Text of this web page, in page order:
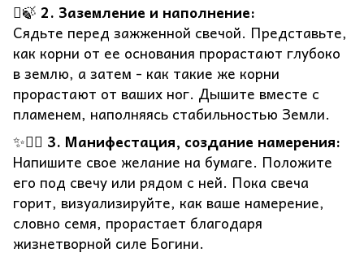
🪾🍃 2. Заземление и наполнение:
Сядьте перед зажженной свечой. Представьте,
как корни от ее основания прорастают глубоко
в землю, а затем - как такие же корни
прорастают от ваших ног. Дышите вместе с
пламенем, наполняясь стабильностью Земли.
✨🧘‍♀️ 3. Манифестация, создание намерения:
Напишите свое желание на бумаге. Положите
его под свечу или рядом с ней. Пока свеча
горит, визуализируйте, как ваше намерение,
словно семя, прорастает благодаря
жизнетворной силе Богини.